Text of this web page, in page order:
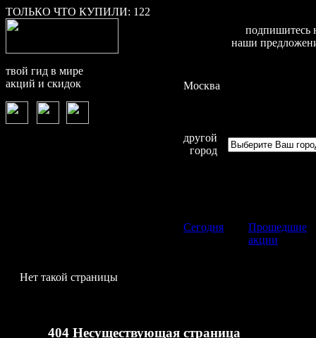
ТОЛЬКО ЧТО КУПИЛИ: 122
твой гид в мире
акций и скидок
подпишитесь
наши
Москва
другой
город
Сегодня
Прошедшие
акции
Нет такой страницы
404 Несуществующая страница